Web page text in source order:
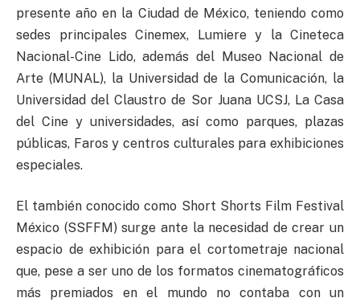
presente año en la Ciudad de México, teniendo como
sedes principales Cinemex, Lumiere y la Cineteca
Nacional-Cine Lido, además del Museo Nacional de
Arte (MUNAL), la Universidad de la Comunicación, la
Universidad del Claustro de Sor Juana UCSJ, La Casa
del Cine y universidades, así como parques, plazas
públicas, Faros y centros culturales para exhibiciones
especiales.
El también conocido como Short Shorts Film Festival
México (SSFFM) surge ante la necesidad de crear un
espacio de exhibición para el cortometraje nacional
que, pese a ser uno de los formatos cinematográficos
más premiados en el mundo no contaba con un